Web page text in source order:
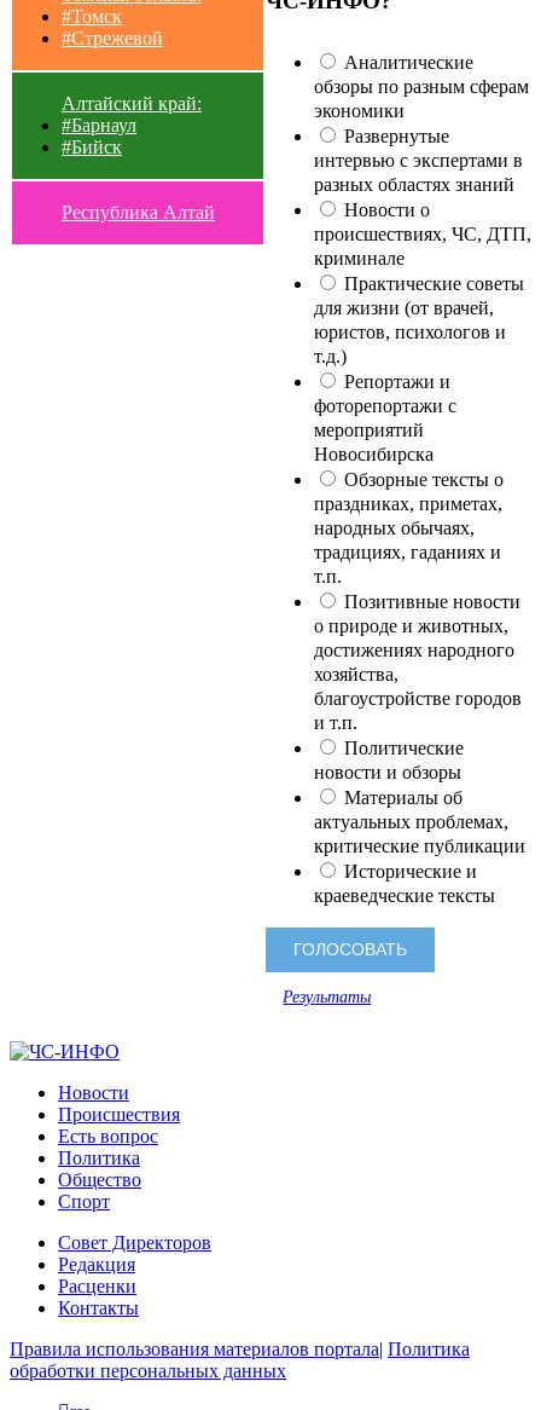
#Томск
#Стрежевой
Алтайский край:
#Барнаул
#Бийск
Республика Алтай
Аналитические
обзоры по разным сферам
экономики
Развернутые
интервью с экспертами в
разных областях знаний
Новости о
происшествиях, ЧС, ДТП,
криминале
Практические советы
для жизни (от врачей,
юристов, психологов и
т.д.)
Репортажи и
фоторепортажи с
мероприятий
Новосибирска
Обзорные тексты о
праздниках, приметах,
народных обычаях,
традициях, гаданиях и
т.п.
Позитивные новости
о природе и животных,
достижениях народного
хозяйства,
благоустройстве городов
и т.п.
Политические
новости и обзоры
Материалы об
актуальных проблемах,
критические публикации
Исторические и
краеведческие тексты
Результаты
Новости
Происшествия
Есть вопрос
Политика
Общество
Спорт
Совет Директоров
Редакция
Расценки
Контакты
Правила использования материалов портала| Политика
обработки персональных данных